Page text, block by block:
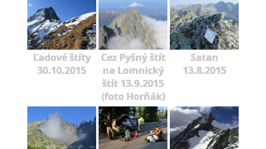
Ľadové štíty
30.10.2015
Cez Pyšný štít
na Lomnický
štít 13.9.2015
(foto Horňák)
Satan
13.8.2015